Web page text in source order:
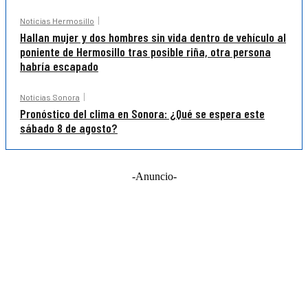
Noticias Hermosillo
Hallan mujer y dos hombres sin vida dentro de vehículo al
poniente de Hermosillo tras posible riña, otra persona
habría escapado
Noticias Sonora
Pronóstico del clima en Sonora: ¿Qué se espera este
sábado 8 de agosto?
-Anuncio-